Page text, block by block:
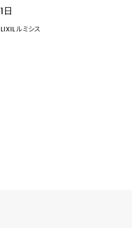
1日
LIXIL ルミシス